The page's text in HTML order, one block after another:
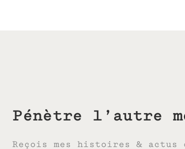
Pénètre l’autre
Reçois mes histoires &